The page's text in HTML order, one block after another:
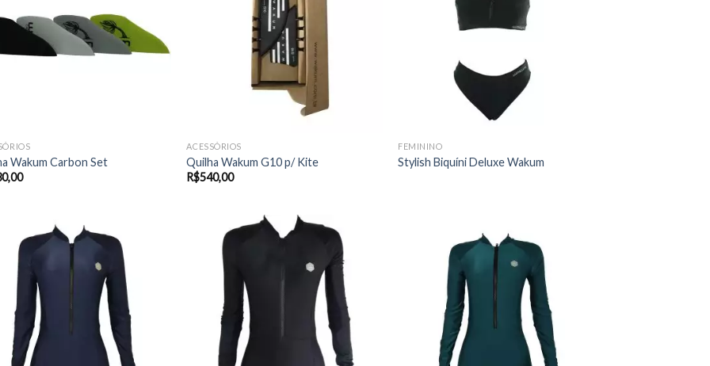
Wakum Carbon Set
ACESSÓRIOS
Quilha Wakum G10 p/ Kite
R$540,00
FEMININO
Stylish Biquíni Deluxe Wakum